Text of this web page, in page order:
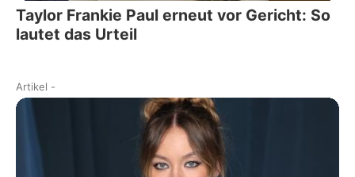
Taylor Frankie Paul erneut vor Gericht: So
lautet das Urteil
Artikel -